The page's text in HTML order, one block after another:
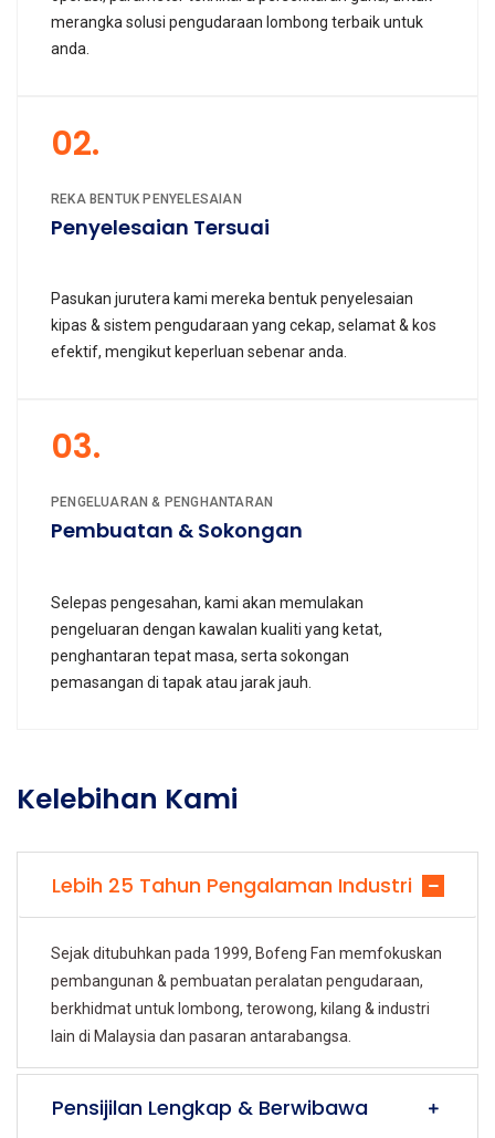
merangka solusi pengudaraan lombong terbaik untuk
anda.
02.
REKA BENTUK PENYELESAIAN
Penyelesaian Tersuai
Pasukan jurutera kami mereka bentuk penyelesaian
kipas & sistem pengudaraan yang cekap, selamat & kos
efektif, mengikut keperluan sebenar anda.
03.
PENGELUARAN & PENGHANTARAN
Pembuatan & Sokongan
Selepas pengesahan, kami akan memulakan
pengeluaran dengan kawalan kualiti yang ketat,
penghantaran tepat masa, serta sokongan
pemasangan di tapak atau jarak jauh.
Kelebihan Kami
Lebih 25 Tahun Pengalaman Industri
Sejak ditubuhkan pada 1999, Bofeng Fan memfokuskan
pembangunan & pembuatan peralatan pengudaraan,
berkhidmat untuk lombong, terowong, kilang & industri
lain di Malaysia dan pasaran antarabangsa.
Pensijilan Lengkap & Berwibawa